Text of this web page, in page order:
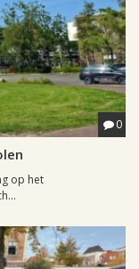
0
op het